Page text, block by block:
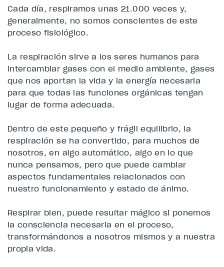
Cada día, respiramos unas 21.000 veces y,
generalmente, no somos conscientes de este
proceso fisiológico.
La respiración sirve a los seres humanos para
intercambiar gases con el medio ambiente, gases
que nos aportan la vida y la energía necesaria
para que todas las funciones orgánicas tengan
lugar de forma adecuada.
Dentro de este pequeño y frágil equilibrio, la
respiración se ha convertido, para muchos de
nosotros, en algo automático, algo en lo que
nunca pensamos, pero que puede cambiar
aspectos fundamentales relacionados con
nuestro funcionamiento y estado de ánimo.
Respirar bien, puede resultar mágico si ponemos
la consciencia necesaria en el proceso,
transformándonos a nosotros mismos y a nuestra
propia vida.